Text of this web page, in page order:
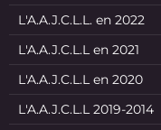
L'A.A.J.C.L.L. en 2022
L'A.A.J.C.L.L en 2021
L'A.A.J.C.L.L en 2020
L'A.A.J.C.L.L 2019-2014